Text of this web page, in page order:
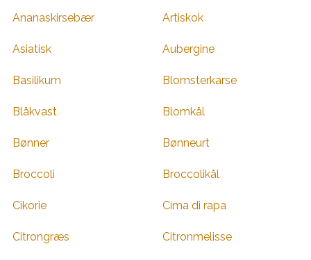
Ananaskirsebær Artiskok
Asiatisk Aubergine
Basilikum Blomsterkarse
Blåkvast Blomkål
Bønner Bønneurt
Broccoli Broccolikål
Cikorie Cima di rapa
Citrongræs Citronmelisse